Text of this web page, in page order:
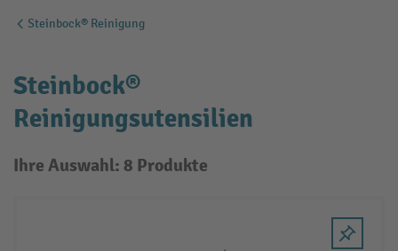
Steinbock® Reinigung
Steinbock®
Reinigungsutensilien
Ihre Auswahl: 8 Produkte